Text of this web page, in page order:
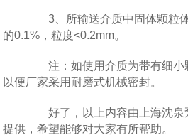
3、所输送介质中固体颗粒体
的0.1%，粒度<0.2mm。
注：如使用介质为带有细小
以便厂家采用耐磨式机械密封。
好了，以上内容由上海沈泉
提供，希望能够对大家有所帮助。